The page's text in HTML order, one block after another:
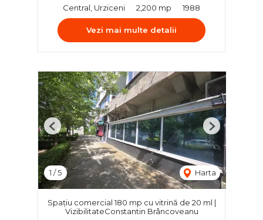
Central, Urziceni
2,200 mp 1988
Vezi mai multe detalii
1 /5 Harta
Previous Next
Spațiu comercial 180 mp cu vitrină de 20 ml |
VizibilitateConstantin Brâncoveanu